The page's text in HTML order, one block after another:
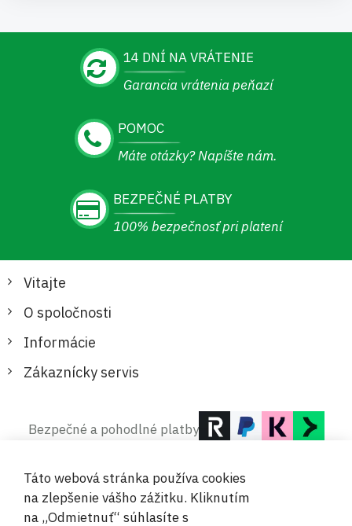
14 DNÍ NA VRÁTENIE
Garancia vrátenia peňazí
POMOC
Máte otázky? Napíšte nám.
BEZPEČNÉ PLATBY
100% bezpečnosť pri platení
Vitajte
O spoločnosti
Informácie
Zákaznícky servis
Bezpečné a pohodlné platby
Táto webová stránka používa cookies
na zlepšenie vášho zážitku. Kliknutím
na „Odmietnuť“ súhlasíte s